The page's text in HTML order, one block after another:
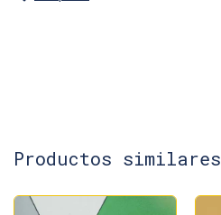
Productos similares